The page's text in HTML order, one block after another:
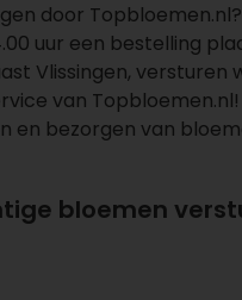
door
uur een bestelling
Vlissingen,
van
bezorgen van
bloemen